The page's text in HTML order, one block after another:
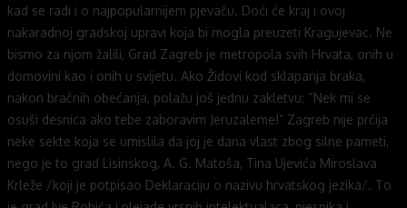
kad se radi i o najpopularnijem pjevaču. Doći će kraj i ovoj
nakaradnoj gradskoj upravi koja bi mogla preuzeti Kragujevac. Ne
bismo za njom žalili, Grad Zagreb je metropola svih Hrvata, onih u
domovini kao i onih u svijetu. Ako Židovi kod sklapanja braka,
nakon bračnih obećanja, polažu još jednu zakletvu: “Nek mi se
osuši desnica ako tebe zaboravim Jeruzaleme!” Zagreb nije prćija
neke sekte koja se umislila da joj je dana vlast zbog silne pameti,
nego je to grad Lisinskog, A. G. Matoša, Tina Ujevića Miroslava
Krleže /koji je potpisao Deklaraciju o nazivu hrvatskog jezika/. To